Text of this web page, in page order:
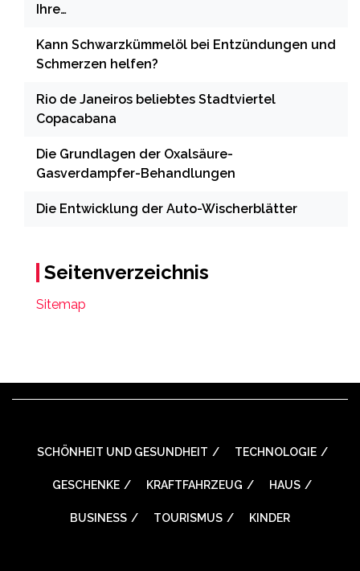
Ihre…
Kann Schwarzkümmelöl bei Entzündungen und
Schmerzen helfen?
Rio de Janeiros beliebtes Stadtviertel
Copacabana
Die Grundlagen der Oxalsäure-
Gasverdampfer-Behandlungen
Die Entwicklung der Auto-Wischerblätter
Seitenverzeichnis
Sitemap
SCHÖNHEIT UND GESUNDHEIT TECHNOLOGIE
GESCHENKE KRAFTFAHRZEUG HAUS
BUSINESS TOURISMUS KINDER